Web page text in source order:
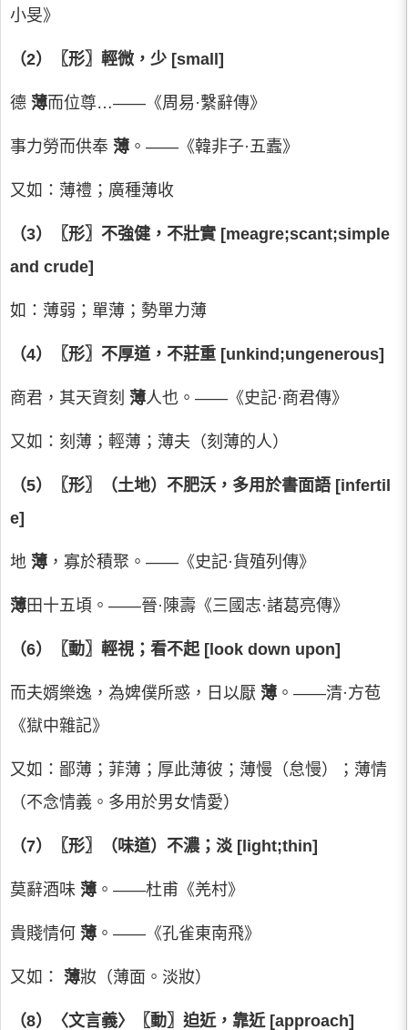
小旻》
（2）〖形〗輕微，少 [small]
德 薄而位尊…——《周易·繫辭傳》
事力勞而供奉 薄 。——《韓非子·五蠹》
又如：薄禮；廣種薄收
（3）〖形〗不強健，不壯實 [meagre;scant;simple
and crude]
如：薄弱；單薄；勢單力薄
（4）〖形〗不厚道，不莊重 [unkind;ungenerous]
商君，其天資刻 薄人也。——《史記·商君傳》
又如：刻薄；輕薄；薄夫（刻薄的人）
（5）〖形〗（土地）不肥沃，多用於書面語 [infertil
e]
地 薄 ，寡於積聚。——《史記·貨殖列傳》
薄田十五頃。——晉·陳壽《三國志·諸葛亮傳》
（6）〖動〗輕視；看不起 [look down upon]
而夫婿樂逸，為婢僕所惑，日以厭 薄 。——清·方苞
《獄中雜記》
又如：鄙薄；菲薄；厚此薄彼；薄慢（怠慢）；薄情
（不念情義。多用於男女情愛）
（7）〖形〗（味道）不濃；淡 [light;thin]
莫辭酒味 薄 。——杜甫《羌村》
貴賤情何 薄 。——《孔雀東南飛》
又如： 薄妝（薄面。淡妝）
（8）〈文言義〉〖動〗迫近，靠近 [approach]